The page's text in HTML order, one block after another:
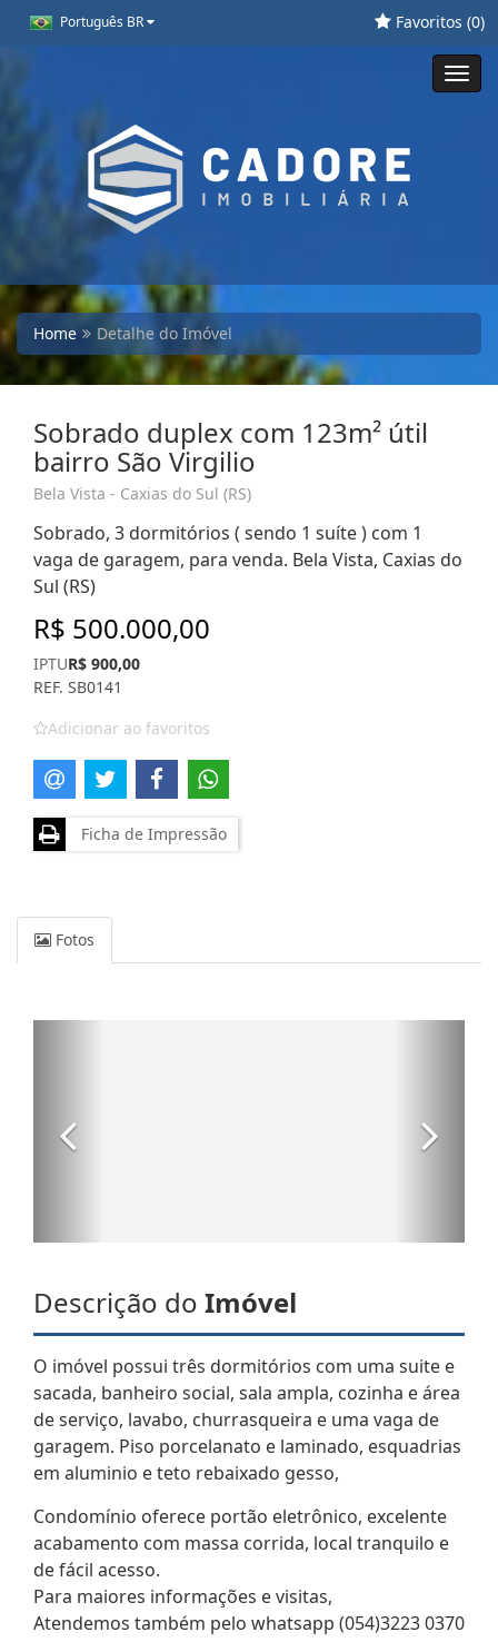
Português BR Favoritos (0)
Home Detalhe do Imóvel
Sobrado duplex com 123m² útil
bairro São Virgilio
Bela Vista - Caxias do Sul (RS)
Sobrado, 3 dormitórios ( sendo 1 suíte ) com 1
vaga de garagem, para venda. Bela Vista, Caxias do
Sul (RS)
R$ 500.000,00
IPTUR$ 900,00
REF. SB0141
Adicionar ao favoritos
Ficha de Impressão
Fotos
Descrição do Imóvel
O imóvel possui três dormitórios com uma suite e
sacada, banheiro social, sala ampla, cozinha e área
de serviço, lavabo, churrasqueira e uma vaga de
garagem. Piso porcelanato e laminado, esquadrias
em aluminio e teto rebaixado gesso,
Condomínio oferece portão eletrônico, excelente
acabamento com massa corrida, local tranquilo e
de fácil acesso.
Para maiores informações e visitas,
Atendemos também pelo whatsapp (054)3223 0370